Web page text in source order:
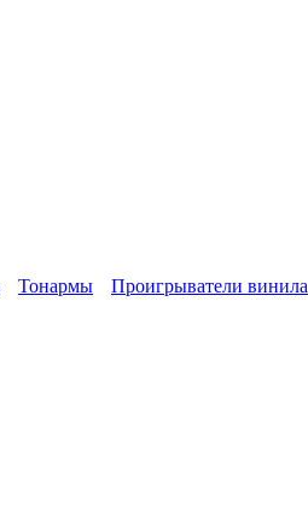
Тонармы Проигрыватели винила